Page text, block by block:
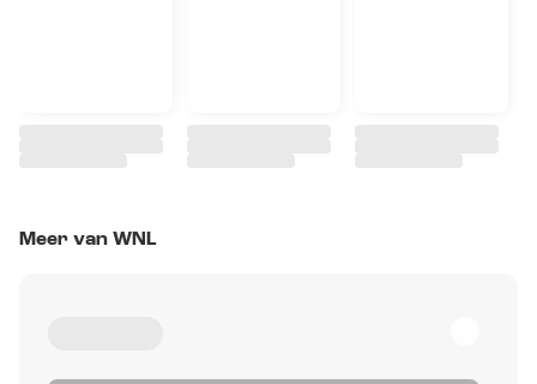
Meer van WNL